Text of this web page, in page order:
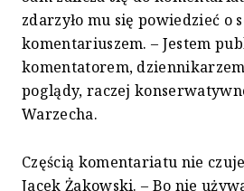
zdarzyło mu się powiedzieć o
komentariuszem. – Jestem
komentatorem,
poglądy, raczej
Warzecha.
Częścią komentariatu nie
Jacek Żakowski. – Bo nie